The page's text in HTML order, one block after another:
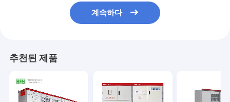
계속하다
추천된 제품